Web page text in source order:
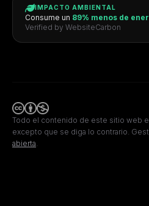
IMPACTO AMBIENTAL
Consume un 89% menos de
Verified by WebsiteCarbon
Todo el contenido de este sitio web
excepto que se diga lo contrario.
abierta